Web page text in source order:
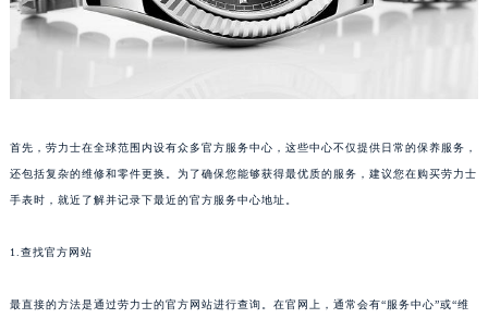
首先，劳力士在全球范围内设有众多官方服务中心，这些中心不仅提供日常的保养服务，
还包括复杂的维修和零件更换。为了确保您能够获得最优质的服务，建议您在购买劳力士
手表时，就近了解并记录下最近的官方服务中心地址。
1.查找官方网站
最直接的方法是通过劳力士的官方网站进行查询。在官网上，通常会有“服务中心”或“维